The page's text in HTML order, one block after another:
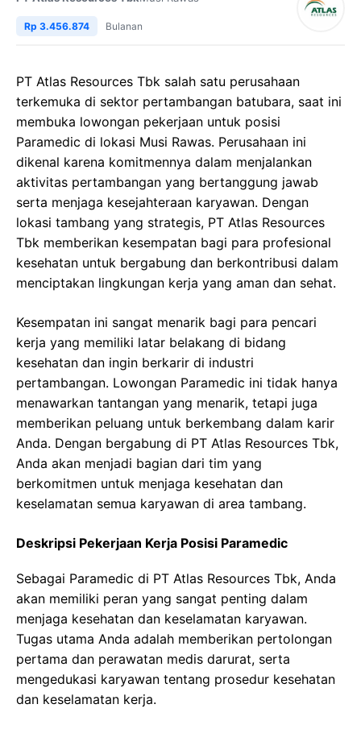
Rp 3.456.874 Bulanan
PT Atlas Resources Tbk salah satu perusahaan
terkemuka di sektor pertambangan batubara, saat ini
membuka lowongan pekerjaan untuk posisi
Paramedic di lokasi Musi Rawas. Perusahaan ini
dikenal karena komitmennya dalam menjalankan
aktivitas pertambangan yang bertanggung jawab
serta menjaga kesejahteraan karyawan. Dengan
lokasi tambang yang strategis, PT Atlas Resources
Tbk memberikan kesempatan bagi para profesional
kesehatan untuk bergabung dan berkontribusi dalam
menciptakan lingkungan kerja yang aman dan sehat.
Kesempatan ini sangat menarik bagi para pencari
kerja yang memiliki latar belakang di bidang
kesehatan dan ingin berkarir di industri
pertambangan. Lowongan Paramedic ini tidak hanya
menawarkan tantangan yang menarik, tetapi juga
memberikan peluang untuk berkembang dalam karir
Anda. Dengan bergabung di PT Atlas Resources Tbk,
Anda akan menjadi bagian dari tim yang
berkomitmen untuk menjaga kesehatan dan
keselamatan semua karyawan di area tambang.
Deskripsi Pekerjaan Kerja Posisi Paramedic
Sebagai Paramedic di PT Atlas Resources Tbk, Anda
akan memiliki peran yang sangat penting dalam
menjaga kesehatan dan keselamatan karyawan.
Tugas utama Anda adalah memberikan pertolongan
pertama dan perawatan medis darurat, serta
mengedukasi karyawan tentang prosedur kesehatan
dan keselamatan kerja.